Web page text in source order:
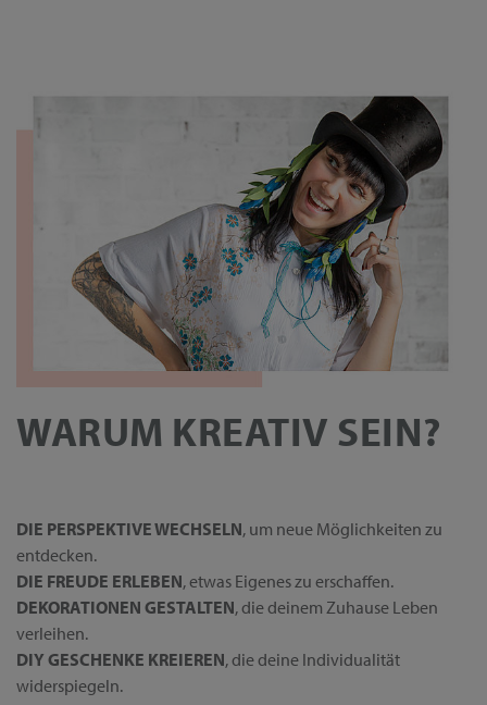
WARUM KREATIV SEIN?
DIE PERSPEKTIVE WECHSELN, um neue Möglichkeiten zu
entdecken.
DIE FREUDE ERLEBEN, etwas Eigenes zu erschaffen.
DEKORATIONEN GESTALTEN, die deinem Zuhause Leben
verleihen.
DIY GESCHENKE KREIEREN, die deine Individualität
widerspiegeln.